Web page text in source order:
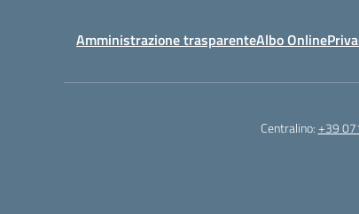
Amministrazione trasparenteAlbo Online
Centralino:+39